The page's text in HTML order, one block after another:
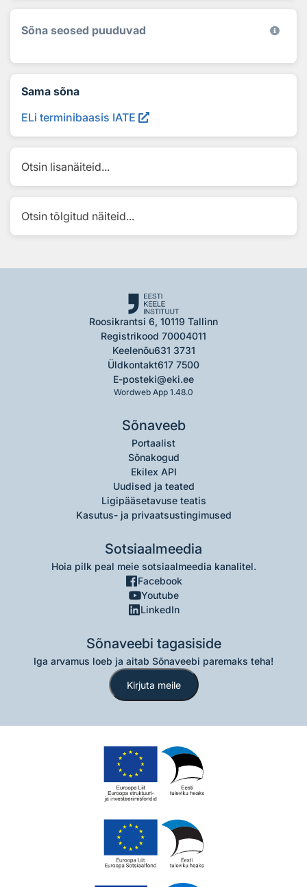
Sõna seosed puuduvad
Sama sõna
ELi terminibaasis IATE
Otsin lisanäiteid...
Otsin tõlgitud näiteid...
Roosikrantsi 6, 10119 Tallinn
Registrikood 70004011
Keelenõu631 3731
Üldkontakt617 7500
E-posteki@eki.ee
Wordweb App 1.48.0
Sõnaveeb
Portaalist
Sõnakogud
Ekilex API
Uudised ja teated
Ligipääsetavuse teatis
Kasutus- ja privaatsustingimused
Sotsiaalmeedia
Hoia pilk peal meie sotsiaalmeedia kanalitel.
Facebook
Youtube
LinkedIn
Sõnaveebi tagasiside
Iga arvamus loeb ja aitab Sõnaveebi paremaks teha!
Kirjuta meile